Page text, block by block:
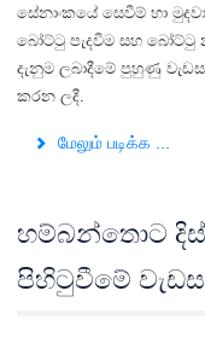
සේනාංකයේ සෙවීම් හා
බෝට්ටු පැදවීම සහ බෝට්ටු
දැනුම ලබාදීමේ පුහුණු
කරන ලදී.
மேலும் படிக்க ...
හම්බන්තොට
පිහිටුවීමේ